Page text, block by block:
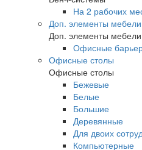
На 2 рабочих
Доп. элементы
Доп. элементы
Офисные
Офисные столы
Офисные столы
Бежевые
Белые
Большие
Деревянные
Для двоих
Компьютерные